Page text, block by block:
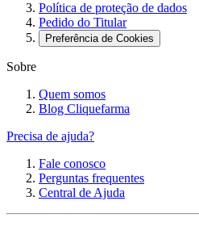
Política de proteção de dados
Pedido do Titular
Preferência de Cookies
Sobre
Quem somos
Blog Cliquefarma
Precisa de ajuda?
Fale conosco
Perguntas frequentes
Central de Ajuda